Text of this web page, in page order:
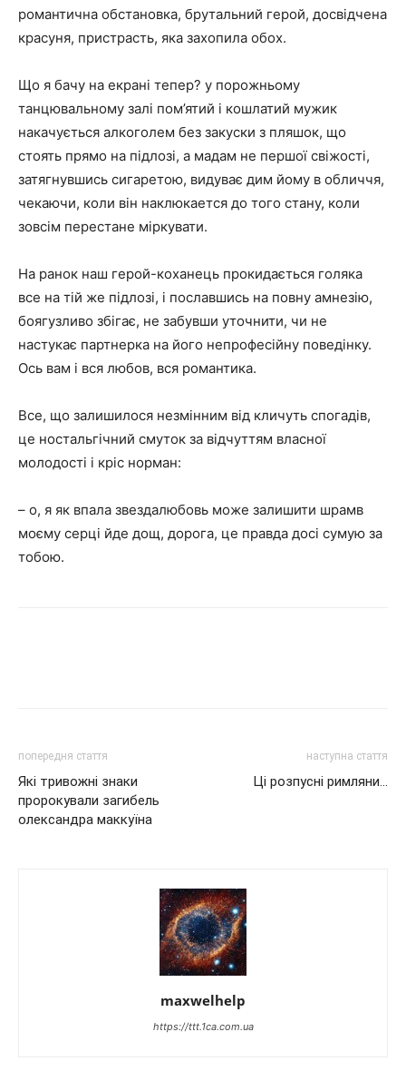
романтична обстановка, брутальний герой, досвідчена
красуня, пристрасть, яка захопила обох.
Що я бачу на екрані тепер? у порожньому
танцювальному залі пом’ятий і кошлатий мужик
накачується алкоголем без закуски з пляшок, що
стоять прямо на підлозі, а мадам не першої свіжості,
затягнувшись сигаретою, видуває дим йому в обличчя,
чекаючи, коли він наклюкается до того стану, коли
зовсім перестане міркувати.
На ранок наш герой-коханець прокидається голяка
все на тій же підлозі, і пославшись на повну амнезію,
боягузливо збігає, не забувши уточнити, чи не
настукає партнерка на його непрофесійну поведінку.
Ось вам і вся любов, вся романтика.
Все, що залишилося незмінним від кличуть спогадів,
це ностальгічний смуток за відчуттям власної
молодості і кріс норман:
– о, я як впала звездалюбовь може залишити шрамв
моєму серці йде дощ, дорога, це правда досі сумую за
тобою.
попередня стаття
Які тривожні знаки
пророкували загибель
олександра маккуїна
наступна стаття
Ці розпусні римляни…
maxwelhelp
https://ttt.1ca.com.ua